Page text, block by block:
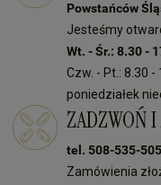
Powstańców
Jesteśmy
Wt. - Śr.: 8.30 -
Czw. - Pt.: 8.30 -
poniedziałek
ZADZWOŃ
tel. 508-535-505
Zamówienia